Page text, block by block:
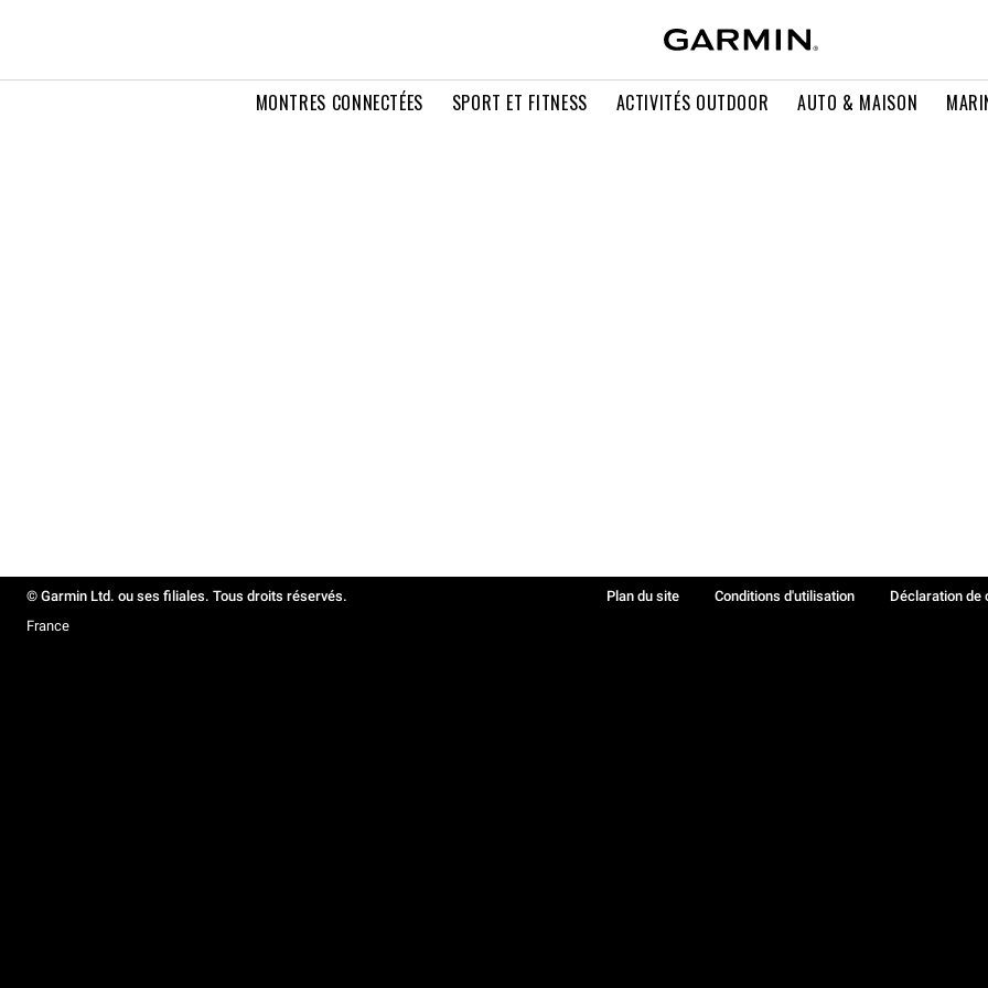
MONTRES CONNECTÉES SPORT ET FITNESS ACTIVITÉS OUTDOOR AUTO & MAISON
© Garmin Ltd. ou ses filiales. Tous droits réservés. Plan du site Conditions d'utilisation Déclaration de
France